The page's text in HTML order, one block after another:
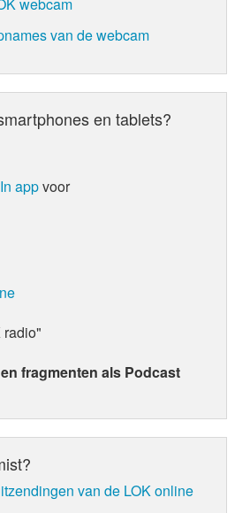
van de webcam
en tablets?
appvoor
radio"
fragmenten als Podcast
van de LOK online